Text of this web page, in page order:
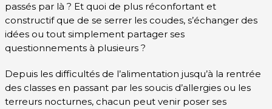
passés par là ? Et quoi de plus réconfortant et
constructif que de se serrer les coudes, s’échanger des
idées ou tout simplement partager ses
questionnements à plusieurs ?
Depuis les difficultés de l’alimentation jusqu’à la rentrée
des classes en passant par les soucis d’allergies ou les
terreurs nocturnes, chacun peut venir poser ses